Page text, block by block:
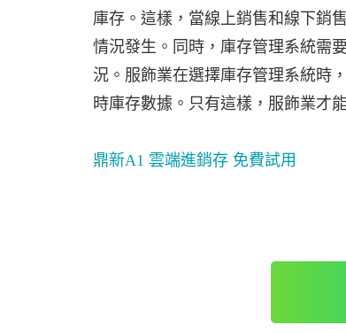
庫存。這樣，當線上銷售和線下銷
情況發生。同時，庫存管理系統需
況。服飾業在選擇庫存管理系統時
時庫存數據。只有這樣，服飾業才
鼎新A1 雲端進銷存 免費試用